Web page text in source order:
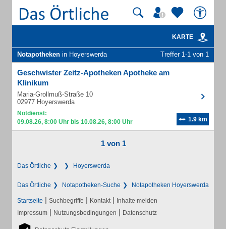
KARTE
Notapotheken in Hoyerswerda Treffer 1-1 von 1
Geschwister Zeitz-Apotheken Apotheke am
Klinikum
Maria-Grollmuß-Straße 10
02977 Hoyerswerda
Notdienst:
09.08.26, 8:00 Uhr bis 10.08.26, 8:00 Uhr
1.9 km
1 von 1
Das Örtliche Hoyerswerda
Das Örtliche Notapotheken-Suche Notapotheken Hoyerswerda
Startseite | Suchbegriffe | Kontakt | Inhalte melden
Impressum | Nutzungsbedingungen | Datenschutz